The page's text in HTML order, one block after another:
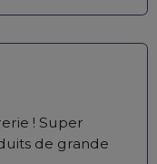
! Super
de grande